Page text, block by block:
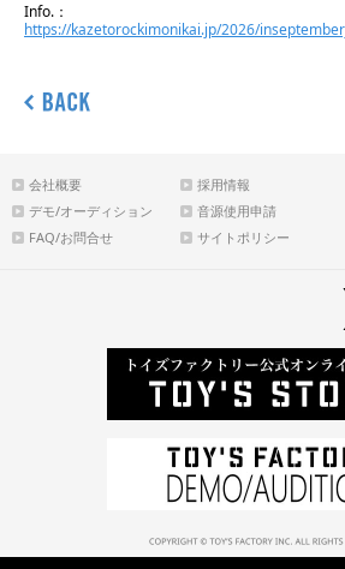
Info.：
https://kazetorockimonikai.jp/2026/
会社概要
採用情報
デモ/オーディション
音源使用申請
FAQ/お問合せ
サイトポリシー